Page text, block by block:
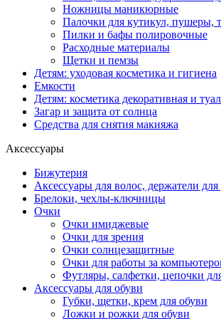
Ножницы маникюрные
Палочки для кутикул, пушеры,
Пилки и бафы полировочные
Расходные материалы
Щетки и пемзы
Детям: уходовая косметика и гигиена
Емкости
Детям: косметика декоративная и
Загар и защита от солнца
Средства для снятия макияжа
Аксессуары
Бижутерия
Аксессуары для волос, держатели
Брелоки, чехлы-ключницы
Очки
Очки имиджевые
Очки для зрения
Очки солнцезащитные
Очки для работы за
Футляры, салфетки, цепочки
Аксессуары для обуви
Губки, щетки, крем для обуви
Ложки и рожки для обуви